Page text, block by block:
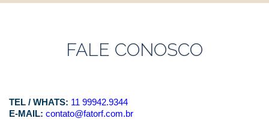
FALE CONOSCO
TEL / WHATS: 11 99942.9344
E-MAIL: contato@fatorf.com.br